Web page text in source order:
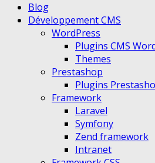
Blog
Développement CMS
WordPress
Plugins CMS
Themes
Prestashop
Plugins
Framework
Laravel
Symfony
Zend framework
Intranet